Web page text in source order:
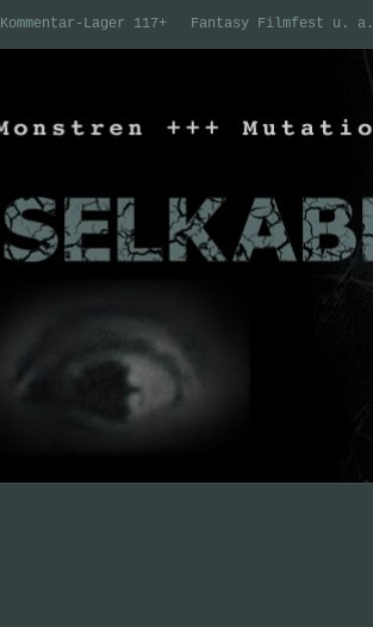
Kommentar-Lager 117+ Fantasy Filmfest u. a.